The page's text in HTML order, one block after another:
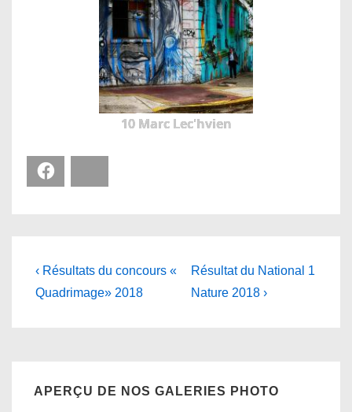
10 Marc Lec'hvien
Navigation
de
Previous
Post
‹ Résultats du concours «
Quadrimage» 2018
Next
Post
Résultat du National 1
Nature 2018 ›
APERÇU DE NOS GALERIES PHOTO